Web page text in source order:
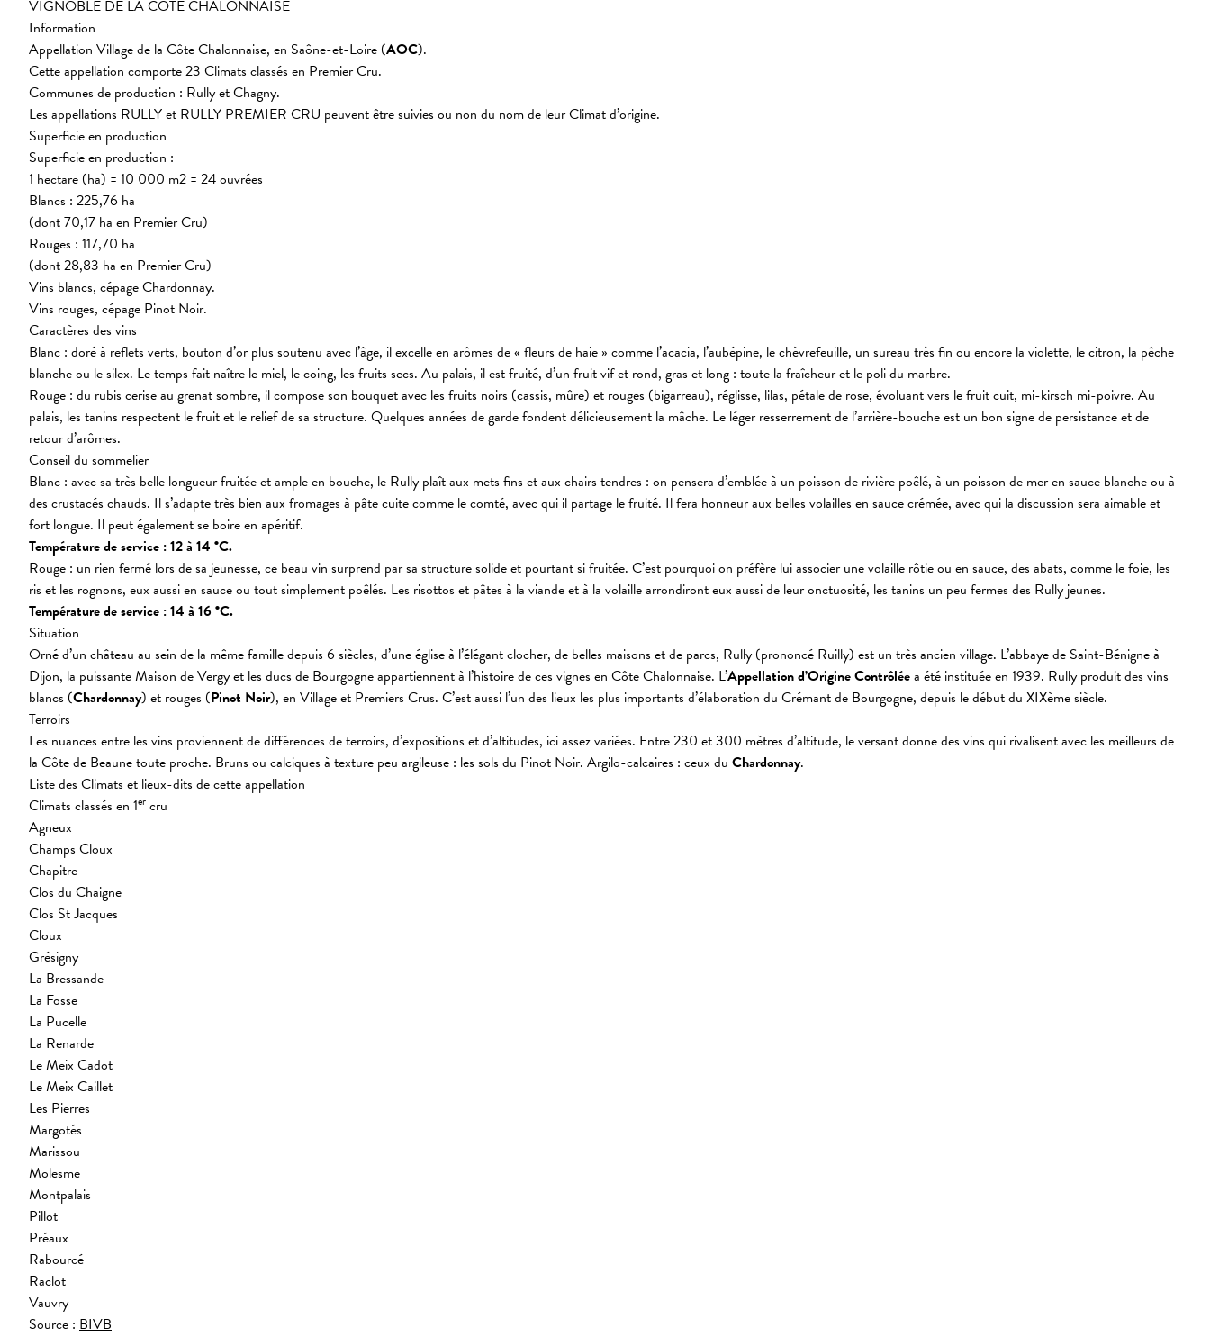
VIGNOBLE DE LA CÔTE CHALONNAISE
Information
Appellation Village de la Côte Chalonnaise, en Saône-et-Loire (AOC).
Cette appellation comporte 23 Climats classés en Premier Cru.
Communes de production : Rully et Chagny.
Les appellations RULLY et RULLY PREMIER CRU peuvent être suivies ou non du nom de leur Climat d’origine.
Superficie en production
Superficie en production :
1 hectare (ha) = 10 000 m2 = 24 ouvrées
Blancs : 225,76 ha
(dont 70,17 ha en Premier Cru)
Rouges : 117,70 ha
(dont 28,83 ha en Premier Cru)
Vins blancs, cépage Chardonnay.
Vins rouges, cépage Pinot Noir.
Caractères des vins
Blanc : doré à reflets verts, bouton d’or plus soutenu avec l’âge, il excelle en arômes de « fleurs de haie » comme l’acacia, l’aubépine, le chèvrefeuille, un sureau très fin ou encore la violette, le citron, la pêche
blanche ou le silex. Le temps fait naître le miel, le coing, les fruits secs. Au palais, il est fruité, d’un fruit vif et rond, gras et long : toute la fraîcheur et le poli du marbre.
Rouge : du rubis cerise au grenat sombre, il compose son bouquet avec les fruits noirs (cassis, mûre) et rouges (bigarreau), réglisse, lilas, pétale de rose, évoluant vers le fruit cuit, mi-kirsch mi-poivre. Au
palais, les tanins respectent le fruit et le relief de sa structure. Quelques années de garde fondent délicieusement la mâche. Le léger resserrement de l’arrière-bouche est un bon signe de persistance et de
retour d’arômes.
Conseil du sommelier
Blanc : avec sa très belle longueur fruitée et ample en bouche, le Rully plaît aux mets fins et aux chairs tendres : on pensera d’emblée à un poisson de rivière poêlé, à un poisson de mer en sauce blanche ou à
des crustacés chauds. Il s’adapte très bien aux fromages à pâte cuite comme le comté, avec qui il partage le fruité. Il fera honneur aux belles volailles en sauce crémée, avec qui la discussion sera aimable et
fort longue. Il peut également se boire en apéritif.
Température de service : 12 à 14 °C.
Rouge : un rien fermé lors de sa jeunesse, ce beau vin surprend par sa structure solide et pourtant si fruitée. C’est pourquoi on préfère lui associer une volaille rôtie ou en sauce, des abats, comme le foie, les
ris et les rognons, eux aussi en sauce ou tout simplement poêlés. Les risottos et pâtes à la viande et à la volaille arrondiront eux aussi de leur onctuosité, les tanins un peu fermes des Rully jeunes.
Température de service : 14 à 16 °C.
Situation
Orné d’un château au sein de la même famille depuis 6 siècles, d’une église à l’élégant clocher, de belles maisons et de parcs, Rully (prononcé Ruilly) est un très ancien village. L’abbaye de Saint-Bénigne à
Dijon, la puissante Maison de Vergy et les ducs de Bourgogne appartiennent à l’histoire de ces vignes en Côte Chalonnaise. L’Appellation d’Origine Contrôléea été instituée en 1939. Rully produit des vins
blancs (Chardonnay) et rouges (Pinot Noir), en Village et Premiers Crus. C’est aussi l’un des lieux les plus importants d’élaboration du Crémant de Bourgogne, depuis le début du XIXème siècle.
Terroirs
Les nuances entre les vins proviennent de différences de terroirs, d’expositions et d’altitudes, ici assez variées. Entre 230 et 300 mètres d’altitude, le versant donne des vins qui rivalisent avec les meilleurs de
la Côte de Beaune toute proche. Bruns ou calciques à texture peu argileuse : les sols du Pinot Noir. Argilo-calcaires : ceux du Chardonnay.
Liste des Climats et lieux-dits de cette appellation
Climats classés en 1er cru
Agneux
Champs Cloux
Chapitre
Clos du Chaigne
Clos St Jacques
Cloux
Grésigny
La Bressande
La Fosse
La Pucelle
La Renarde
Le Meix Cadot
Le Meix Caillet
Les Pierres
Margotés
Marissou
Molesme
Montpalais
Pillot
Préaux
Rabourcé
Raclot
Vauvry
Source : BIVB